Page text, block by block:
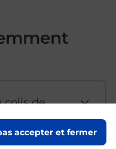
accepter et fermer
colis de